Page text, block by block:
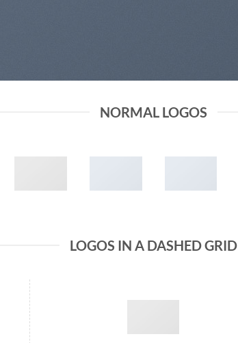
NORMAL LOGOS
LOGOS IN A DASHED GRID